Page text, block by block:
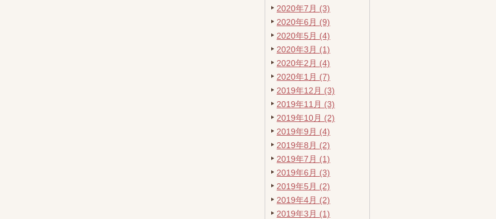
2020年7月 (3)
2020年6月 (9)
2020年5月 (4)
2020年3月 (1)
2020年2月 (4)
2020年1月 (7)
2019年12月 (3)
2019年11月 (3)
2019年10月 (2)
2019年9月 (4)
2019年8月 (2)
2019年7月 (1)
2019年6月 (3)
2019年5月 (2)
2019年4月 (2)
2019年3月 (1)